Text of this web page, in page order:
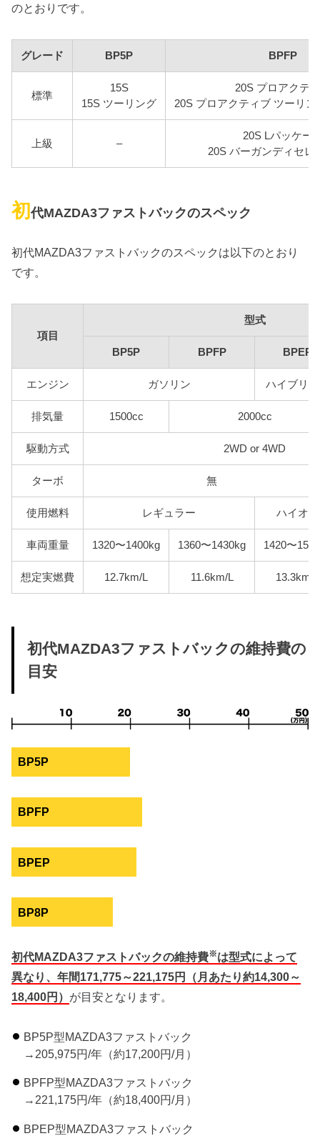
のとおりです。
グレード BP5P BPFP
標準
15S
15S ツーリング
20S プロアクテ
20S プロアクティブ ツーリ
上級 –
20S Lパッケー
20S バーガンディセレ
初代MAZDA3ファストバックのスペック
初代MAZDA3ファストバックのスペックは以下のとおり
です。
項目
型式
BP5P BPFP BPEP
エンジン ガソリン ハイブリ
排気量 1500cc 2000cc
駆動方式 2WD or 4WD
ターボ 無
使用燃料 レギュラー ハイオク
車両重量 1320〜1400kg 1360〜1430kg 1420〜
想定実燃費 12.7km/L 11.6km/L 13.3km/L
初代MAZDA3ファストバックの維持費の
目安
BP5P
BPFP
BPEP
BP8P
初代MAZDA3ファストバックの維持費※は型式によって
異なり、年間171,775～221,175円（月あたり約14,300～
18,400円） が目安となります。
BP5P型MAZDA3ファストバック
→205,975円/年（約17,200円/月）
BPFP型MAZDA3ファストバック
→221,175円/年（約18,400円/月）
BPEP型MAZDA3ファストバック